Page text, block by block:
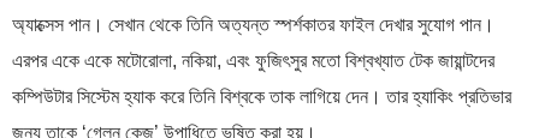
অ্যাক্সেস পান। সেখান থেকে তিনি অত্যন্ত স্পর্শকাতর ফাইল দেখার সুযোগ পান।
এরপর একে একে মটোরোলা, নকিয়া, এবং ফুজিৎসুর মতো বিশ্বখ্যাত টেক জায়ান্টদের
কম্পিউটার সিস্টেম হ্যাক করে তিনি বিশ্বকে তাক লাগিয়ে দেন। তার হ্যাকিং প্রতিভার
জন্য তাকে ‘গ্লেন কেজ’ উপাধিতে ভূষিত করা হয়।